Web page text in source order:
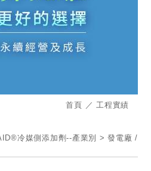
首頁 工程實績
冷媒側添加劑--產業別 發電廠